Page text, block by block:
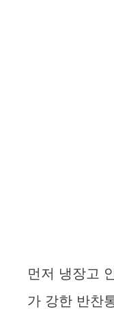
먼저 냉장고
가 강한 반찬